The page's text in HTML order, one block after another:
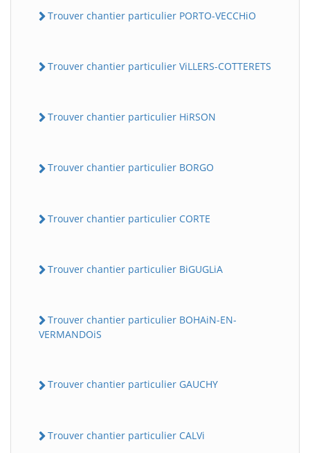
Trouver chantier particulier PORTO-VECCHiO
Trouver chantier particulier ViLLERS-COTTERETS
Trouver chantier particulier HiRSON
Trouver chantier particulier BORGO
Trouver chantier particulier CORTE
Trouver chantier particulier BiGUGLiA
Trouver chantier particulier BOHAiN-EN-
VERMANDOiS
Trouver chantier particulier GAUCHY
Trouver chantier particulier CALVi